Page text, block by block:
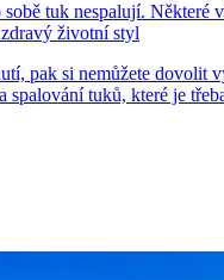
tuk nespalují. Některé
životní styl
pak si nemůžete dovolit
spalování tuků, které je